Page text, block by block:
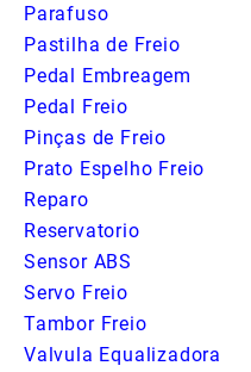
Parafuso
Pastilha de Freio
Pedal Embreagem
Pedal Freio
Pinças de Freio
Prato Espelho Freio
Reparo
Reservatorio
Sensor ABS
Servo Freio
Tambor Freio
Valvula Equalizadora